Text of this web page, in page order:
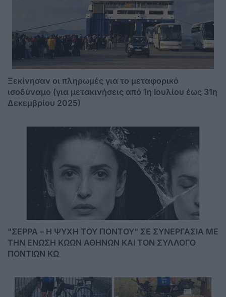
Ξεκίνησαν οι πληρωμές για το μεταφορικό
ισοδύναμο (για μετακινήσεις από 1η Ιουλίου έως 31η
Δεκεμβρίου 2025)
"ΣΕΡΡΑ – Η ΨΥΧΗ ΤΟΥ ΠΟΝΤΟΥ" ΣΕ ΣΥΝΕΡΓΑΣΙΑ ΜΕ
ΤΗΝ ΕΝΩΣΗ ΚΩΩΝ ΑΘΗΝΩΝ ΚΑΙ ΤΟΝ ΣΥΛΛΟΓΟ
ΠΟΝΤΙΩΝ ΚΩ